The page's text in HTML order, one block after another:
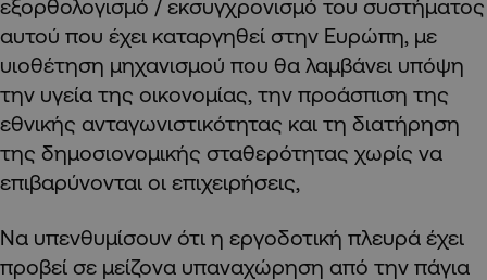
εξορθολογισμό / εκσυγχρονισμό του συστήματος
αυτού που έχει καταργηθεί στην Ευρώπη, με
υιοθέτηση μηχανισμού που θα λαμβάνει υπόψη
την υγεία της οικονομίας, την προάσπιση της
εθνικής ανταγωνιστικότητας και τη διατήρηση
της δημοσιονομικής σταθερότητας χωρίς να
επιβαρύνονται οι επιχειρήσεις,
Να υπενθυμίσουν ότι η εργοδοτική πλευρά έχει
προβεί σε μείζονα υπαναχώρηση από την πάγια